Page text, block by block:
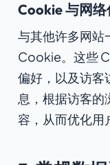
Cookie 与网络
与其他许多网站
Cookie。这些
偏好，以及访客
息，根据访客的
容，从而优化用